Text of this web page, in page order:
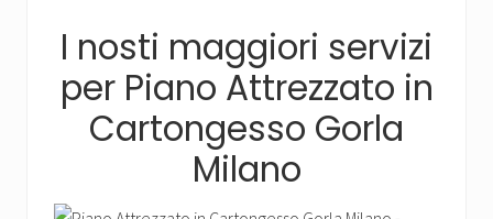
Cartongesso
semplice
moderno,
I nosti maggiori servizi
per Piano Attrezzato in
Cartongesso Gorla
Milano